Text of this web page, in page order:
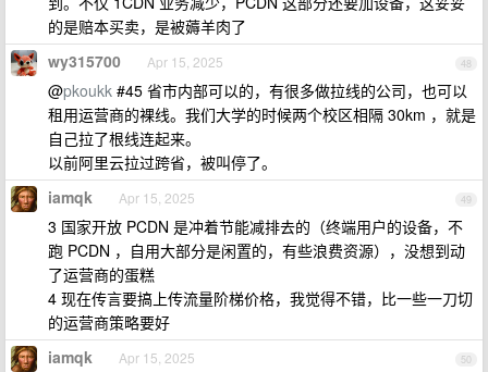
的是赔本买卖，是被薅羊肉了
48
wy315700 Apr 15, 2025
@pkoukk #45 省市内部可以的，有很多做拉线的公司，也可以
租用运营商的裸线。我们大学的时候两个校区相隔 30km ，就是
自己拉了根线连起来。
以前阿里云拉过跨省，被叫停了。
49
iamqk Apr 15, 2025
3 国家开放 PCDN 是冲着节能减排去的（终端用户的设备，不
跑 PCDN ，自用大部分是闲置的，有些浪费资源），没想到动
了运营商的蛋糕
4 现在传言要搞上传流量阶梯价格，我觉得不错，比一些一刀切
的运营商策略要好
50
iamqk Apr 15, 2025